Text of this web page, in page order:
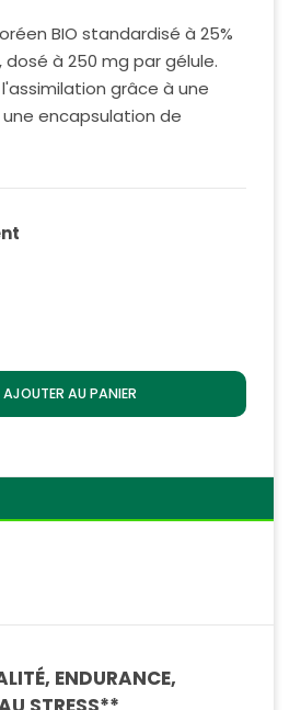
BIO standardisé à 25%
à 250 mg par gélule.
grâce à une
encapsulation de
AJOUTER AU PANIER
ENDURANCE,